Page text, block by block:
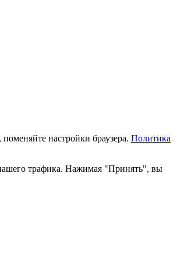
настройки браузера. Политика
трафика. Нажимая "Принять", вы